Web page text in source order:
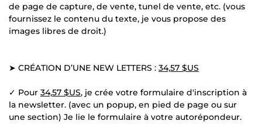
de page de capture, de vente, tunel de vente, etc. (vous
fournissez le contenu du texte, je vous propose des
images libres de droit.)
➤ CRÉATION D’UNE NEW LETTERS : 34,57 $US
✓ Pour 34,57 $US, je crée votre formulaire d'inscription à
la newsletter. (avec un popup, en pied de page ou sur
une section) Je lie le formulaire à votre autorépondeur.